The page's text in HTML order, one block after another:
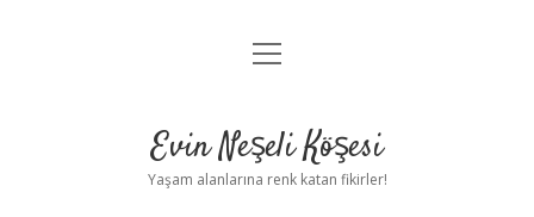
Anasayfa
Yasal Uyarı
menüyü
Evin Neşeli Köşesi
Yaşam alanlarına renk katan fikirler!